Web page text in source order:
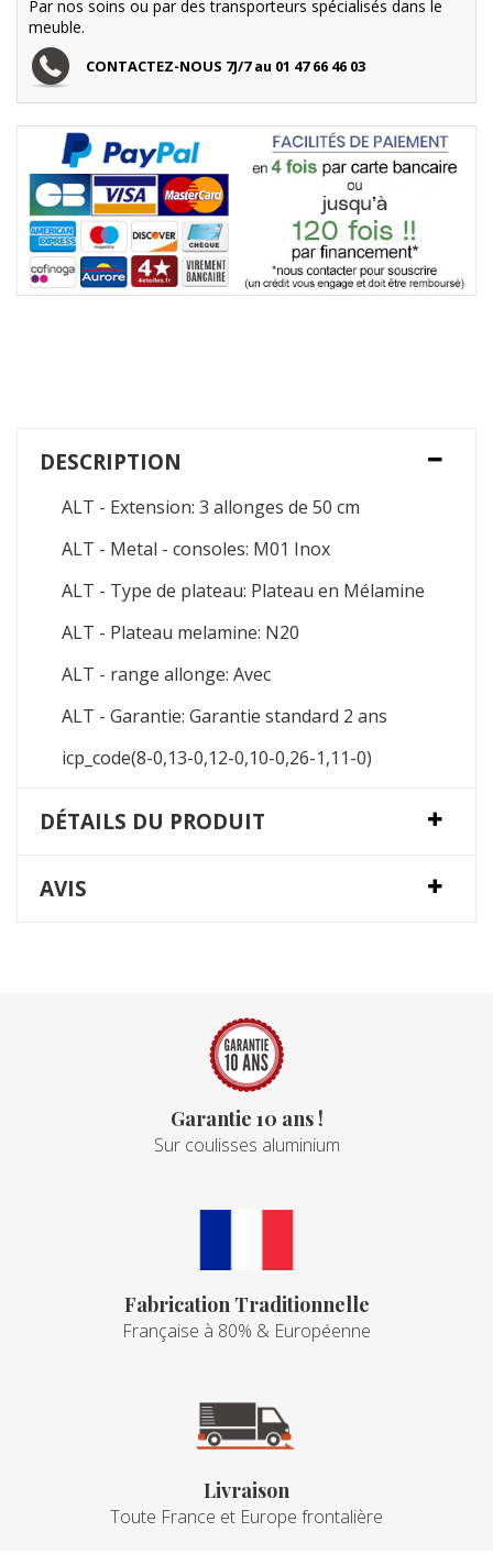
Par nos soins ou par des transporteurs spécialisés dans le
meuble.
CONTACTEZ-NOUS 7J/7 au 01 47 66 46 03
DESCRIPTION
ALT - Extension: 3 allonges de 50 cm
ALT - Metal - consoles: M01 Inox
ALT - Type de plateau: Plateau en Mélamine
ALT - Plateau melamine: N20
ALT - range allonge: Avec
ALT - Garantie: Garantie standard 2 ans
icp_code(8-0,13-0,12-0,10-0,26-1,11-0)
DÉTAILS DU PRODUIT
AVIS
Garantie 10 ans !
Sur coulisses aluminium
Fabrication Traditionnelle
Française à 80% & Européenne
Livraison
Toute France et Europe frontalière